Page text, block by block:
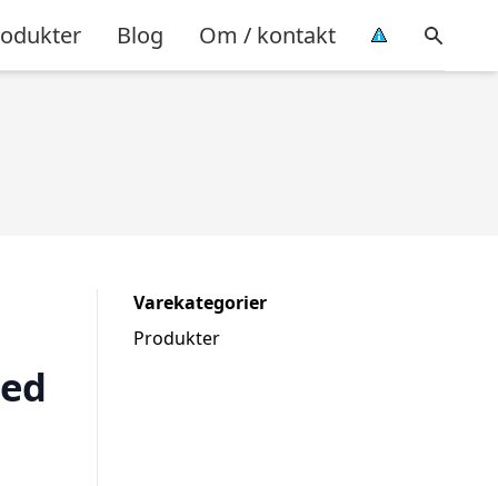
Blog Om / kontakt
Varekategorier
Produkter